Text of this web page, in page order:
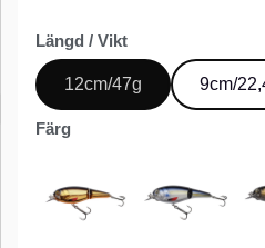
Längd / Vikt
12cm/47g 9cm/
Färg